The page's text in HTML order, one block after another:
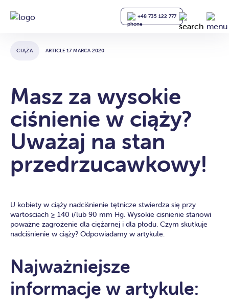
+48 735 122 777
CIĄŻA ARTICLE·17 MARCA 2020
Masz za wysokie
ciśnienie w ciąży?
Uważaj na stan
przedrzucawkowy!
U kobiety w ciąży nadciśnienie tętnicze stwierdza się przy
wartościach ≥ 140 i/lub 90 mm Hg. Wysokie ciśnienie stanowi
poważne zagrożenie dla ciężarnej i dla płodu. Czym skutkuje
nadciśnienie w ciąży? Odpowiadamy w artykule.
Najważniejsze
informacje w artykule: